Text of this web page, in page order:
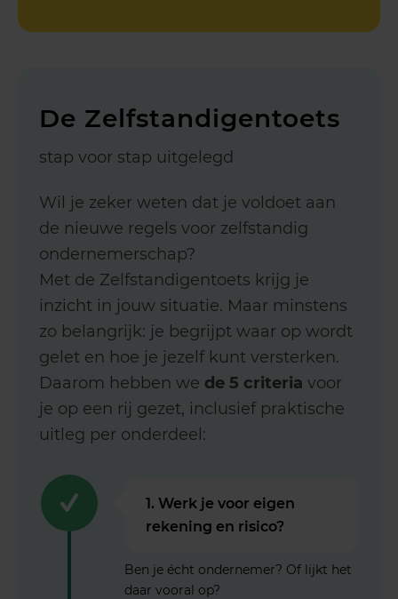
De Zelfstandigentoets
stap voor stap uitgelegd
Wil je zeker weten dat je voldoet aan
de nieuwe regels voor zelfstandig
ondernemerschap?
Met de Zelfstandigentoets krijg je
inzicht in jouw situatie. Maar minstens
zo belangrijk: je begrijpt waar op wordt
gelet en hoe je jezelf kunt versterken.
Daarom hebben we de 5 criteria voor
je op een rij gezet, inclusief praktische
uitleg per onderdeel:
1. Werk je voor eigen
rekening en risico?
Ben je écht ondernemer? Of lijkt het
daar vooral op?